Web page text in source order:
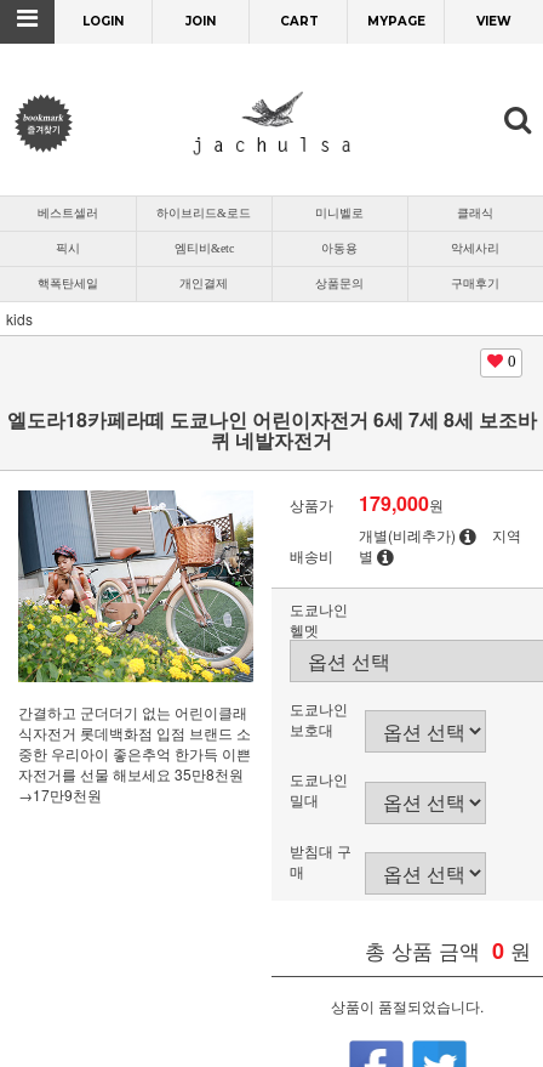
LOGIN JOIN CART MYPAGE VIEW
베스트셀러 하이브리드&로드 미니벨로 클래식
픽시 엠티비&etc 아동용 악세사리
핵폭탄세일 개인결제 상품문의 구매후기
kids
0
엘도라18카페라떼 도쿄나인 어린이자전거 6세 7세 8세 보조바
퀴 네발자전거
간결하고 군더더기 없는 어린이클래
식자전거 롯데백화점 입점 브랜드 소
중한 우리아이 좋은추억 한가득 이쁜
자전거를 선물 해보세요 35만8천원
→17만9천원
상품가 179,000원
배송비
개별(비례추가)
지역
별
도쿄나인
헬멧
도쿄나인
보호대
도쿄나인
밀대
받침대 구
매
총 상품 금액 0 원
상품이 품절되었습니다.